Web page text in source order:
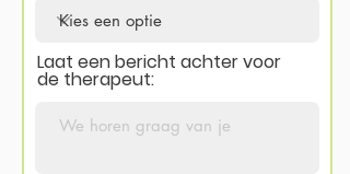
Laat een bericht achter voor
de therapeut: